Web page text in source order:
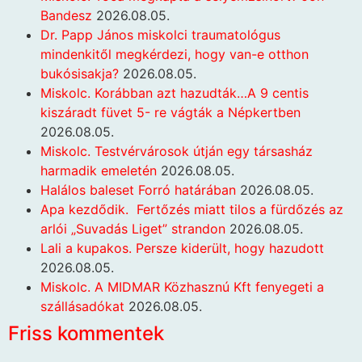
Bandesz 2026.08.05.
Dr. Papp János miskolci traumatológus
mindenkitől megkérdezi, hogy van-e otthon
bukósisakja? 2026.08.05.
Miskolc. Korábban azt hazudták…A 9 centis
kiszáradt füvet 5- re vágták a Népkertben
2026.08.05.
Miskolc. Testvérvárosok útján egy társasház
harmadik emeletén 2026.08.05.
Halálos baleset Forró határában 2026.08.05.
Apa kezdődik. Fertőzés miatt tilos a fürdőzés az
arlói „Suvadás Liget” strandon 2026.08.05.
Lali a kupakos. Persze kiderült, hogy hazudott
2026.08.05.
Miskolc. A MIDMAR Közhasznú Kft fenyegeti a
szállásadókat 2026.08.05.
Friss kommentek